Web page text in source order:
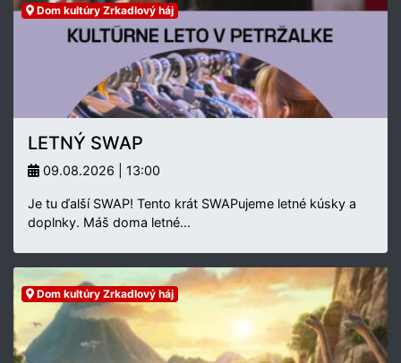
Dom kultúry Zrkadlový háj
LETNÝ SWAP
09.08.2026 | 13:00
Je tu ďalší SWAP! Tento krát SWAPujeme letné kúsky a
doplnky. Máš doma letné…
Dom kultúry Zrkadlový háj